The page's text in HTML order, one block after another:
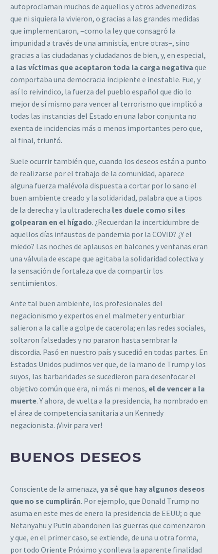
autoproclaman muchos de aquellos y otros advenedizos
que ni siquiera la vivieron, o gracias a las grandes medidas
que implementaron, –como la ley que consagró la
impunidad a través de una amnistía, entre otras–, sino
gracias a las ciudadanas y ciudadanos de bien, y, en especial,
a las víctimas que aceptaron toda la carga negativa que
comportaba una democracia incipiente e inestable. Fue, y
así lo reivindico, la fuerza del pueblo español que dio lo
mejor de sí mismo para vencer al terrorismo que implicó a
todas las instancias del Estado en una labor conjunta no
exenta de incidencias más o menos importantes pero que,
al final, triunfó.
Suele ocurrir también que, cuando los deseos están a punto
de realizarse por el trabajo de la comunidad, aparece
alguna fuerza malévola dispuesta a cortar por lo sano el
buen ambiente creado y la solidaridad, palabra que a tipos
de la derecha y la ultraderecha les duele como si les
golpearan en el hígado. ¿Recuerdan la incertidumbre de
aquellos días infaustos de pandemia por la COVID? ¿Y el
miedo? Las noches de aplausos en balcones y ventanas eran
una válvula de escape que agitaba la solidaridad colectiva y
la sensación de fortaleza que da compartir los
sentimientos.
Ante tal buen ambiente, los profesionales del
negacionismo y expertos en el malmeter y enturbiar
salieron a la calle a golpe de cacerola; en las redes sociales,
soltaron falsedades y no pararon hasta sembrar la
discordia. Pasó en nuestro país y sucedió en todas partes. En
Estados Unidos pudimos ver que, de la mano de Trump y los
suyos, las barbaridades se sucedieron para desenfocar el
objetivo común que era, ni más ni menos, el de vencer a la
muerte. Y ahora, de vuelta a la presidencia, ha nombrado en
el área de competencia sanitaria a un Kennedy
negacionista. ¡Vivir para ver!
BUENOS DESEOS
Consciente de la amenaza, ya sé que hay algunos deseos
que no se cumplirán. Por ejemplo, que Donald Trump no
asuma en este mes de enero la presidencia de EEUU; o que
Netanyahu y Putin abandonen las guerras que comenzaron
y que, en el primer caso, se extiende, de una u otra forma,
por todo Oriente Próximo y conlleva la aparente finalidad